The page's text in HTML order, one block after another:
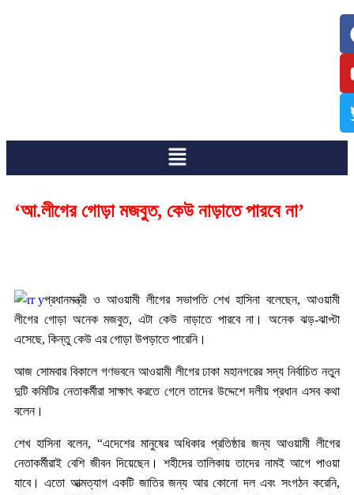
‘আ.লীগের গোড়া মজবুত, কেউ নাড়াতে পারবে না’
প্রধানমন্ত্রী ও আওয়ামী লীগের সভাপতি শেখ হাসিনা বলেছেন, আওয়ামী
লীগের গোড়া অনেক মজবুত, এটা কেউ নাড়াতে পারবে না। অনেক ঝড়-ঝাপ্টা
এসেছে, কিন্তু কেউ এর গোড়া উপড়াতে পারেনি।
আজ সোমবার বিকালে গণভবনে আওয়ামী লীগের ঢাকা মহানগরের সদ্য নির্বাচিত নতুন
দুটি কমিটির নেতাকর্মীরা সাক্ষাৎ করতে গেলে তাদের উদ্দেশে দলীয় প্রধান এসব কথা
বলেন।
শেখ হাসিনা বলেন, “এদেশের মানুষের অধিকার প্রতিষ্ঠার জন্য আওয়ামী লীগের
নেতাকর্মীরাই বেশি জীবন দিয়েছেন। শহীদের তালিকায় তাদের নামই আগে পাওয়া
যাবে। এতো আত্মত্যাগ একটি জাতির জন্য আর কোনো দল এবং সংগঠন করেনি,